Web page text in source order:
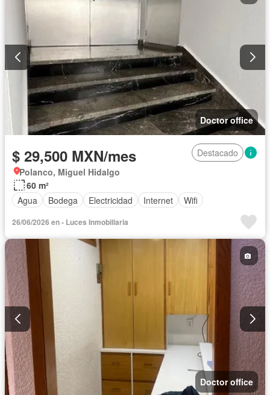
Doctor office
$ 29,500 MXN/mes
Destacado
Polanco, Miguel Hidalgo
60 m²
Agua
Bodega Electricidad Internet Wifi
26/06/2026 en - Luces Inmobiliaria
Doctor office